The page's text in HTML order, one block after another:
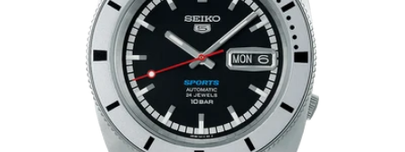
medie 0 i modal